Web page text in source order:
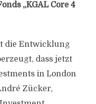
„KGAL Core 4
die Entwicklung
dass jetzt
in London
Zücker,